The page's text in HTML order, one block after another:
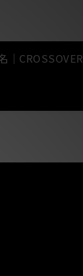
｜CROSSOVER